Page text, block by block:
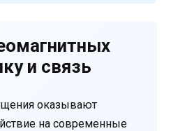
и связь
оказывают
на современные